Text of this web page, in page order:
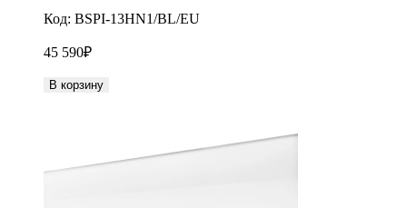
Код: BSPI-13HN1/BL/EU
45 590₽
В корзину